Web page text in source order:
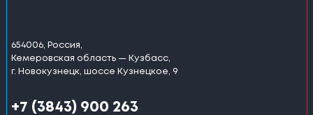
654006, Россия,
Кемеровская область — Кузбасс,
г. Новокузнецк, шоссе Кузнецкое, 9
+7 (3843) 900 263